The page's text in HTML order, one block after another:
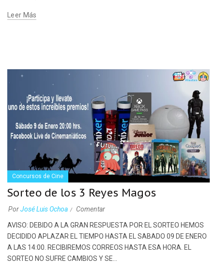
Leer Más
Concursos de Cine
Sorteo de los 3 Reyes Magos
PorJosé Luis Ochoa Comentar
AVISO: DEBIDO A LA GRAN RESPUESTA POR EL SORTEO HEMOS
DECIDIDO APLAZAR EL TIEMPO HASTA EL SABADO 09 DE ENERO
A LAS 14:00. RECIBIREMOS CORREOS HASTA ESA HORA. EL
SORTEO NO SUFRE CAMBIOS Y SE...